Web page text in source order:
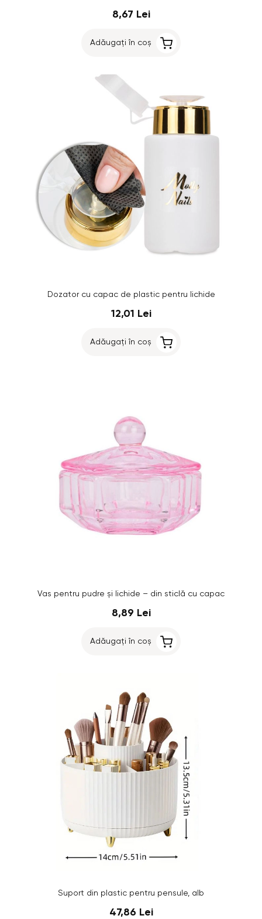
8,67 Lei
Adăugați în coș
Dozator cu capac de plastic pentru lichide
12,01 Lei
Adăugați în coș
Vas pentru pudre şi lichide – din sticlă cu capac
8,89 Lei
Adăugați în coș
Suport din plastic pentru pensule, alb
47,86 Lei